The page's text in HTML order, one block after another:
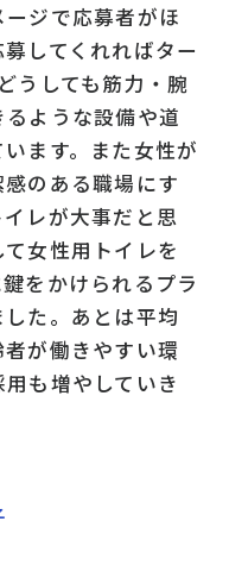
ジで応募者がほ
してくれればター
うしても筋力・腕
ような設備や道
ます。また女性が
のある職場にす
レが大事だと思
女性用トイレを
をかけられるプラ
た。あとは平均
が働きやすい環
も増やしていき